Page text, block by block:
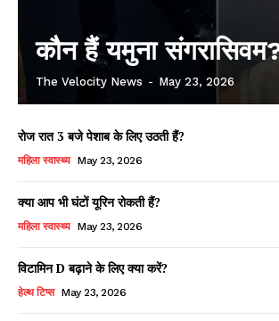
कौन हैं यमुना
The Velocity News - May 23, 2026
रोज रात 3 बजे पेशाब के लिए उठती हैं?
महिला स्वास्थ्य May 23, 2026
क्या आप भी घंटों यूरिन रोकती हैं?
महिला स्वास्थ्य May 23, 2026
विटामिन D बढ़ाने के लिए क्या करें?
हेल्थ टिप्स May 23, 2026